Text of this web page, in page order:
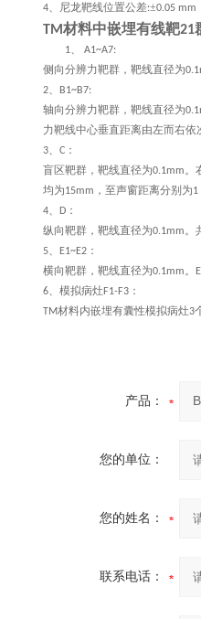
4、尼龙靶线位置公差:±0.05 mm
TM材料中嵌埋有线靶21
1、 A1~A7:
侧向分辨力靶群，靶线直径为
2、 B1~B7:
轴向分辨力靶群，靶线直径为
力靶线中心垂直距离由左而右依
3、 C ：
盲区靶群，靶线直径为0.1mm。
均为15mm ，至声窗距离分别为1
4、 D ：
纵向靶群，靶线直径为0.1mm。
5、 E1~E2 ：
横向靶群，靶线直径为0.1mm。
6、模拟病灶 F1-F3 ：
TM材料内嵌埋有囊性模拟病灶3
产品：
您的单位：
您的姓名：
联系电话：